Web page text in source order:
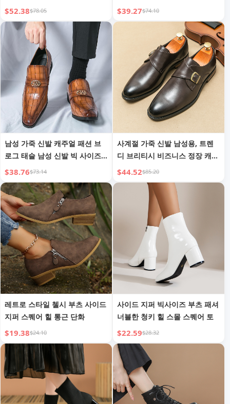
가죽 신발
$52.38$78.05
용 라운드 토 가죽 신발
$39.27$74.10
남성 가죽 신발 캐주얼 패션 브
로그 태슬 남성 신발 빅 사이즈
남성 신발
$38.76$73.14
사계절 가죽 신발 남성용, 트렌
디 브리티시 비즈니스 정장 캐주
얼 통기성 키높이 슬립온 버클
정장 구두
$44.52$85.20
레트로 스타일 첼시 부츠 사이드
지퍼 스퀘어 힐 통근 단화
$19.38$24.10
사이드 지퍼 빅사이즈 부츠 패셔
너블한 청키 힐 스몰 스퀘어 토
$22.59$28.32